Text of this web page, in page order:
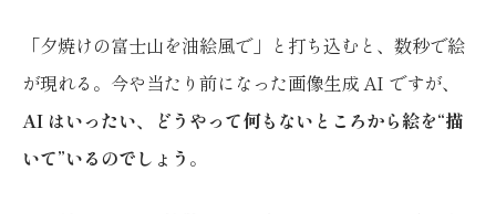
「夕焼けの富士山を油絵風で」と打ち込むと、数秒で絵
が現れる。今や当たり前になった画像生成 AI ですが、
AI はいったい、どうやって何もないところから絵を“描
いて”いるのでしょう 。